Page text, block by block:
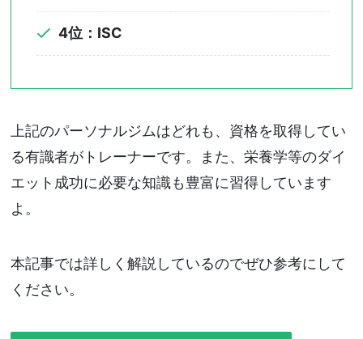
4位：ISC
上記のパーソナルジムはどれも、資格を取得してい
る有識者がトレーナーです。また、栄養学等のダイ
エット成功に必要な知識も豊富に習得しています
よ。
本記事では詳しく解説しているのでぜひ参考にして
ください。